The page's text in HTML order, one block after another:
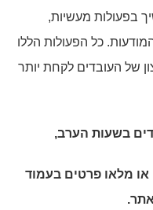
בפעולות מעשיות,
כל הפעולות הללו
של העובדים לקחת יותר
בשעות הערב,
קשר בטלפון 055-925-0899, או מלאו פרטים בעמוד